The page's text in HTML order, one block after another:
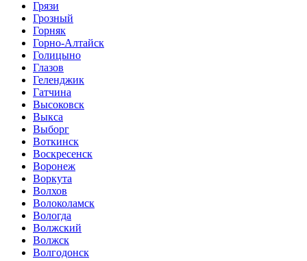
Грязи
Грозный
Горняк
Горно-Алтайск
Голицыно
Глазов
Геленджик
Гатчина
Высоковск
Выкса
Выборг
Воткинск
Воскресенск
Воронеж
Воркута
Волхов
Волоколамск
Вологда
Волжский
Волжск
Волгодонск